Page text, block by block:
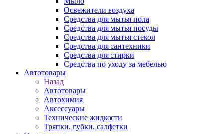
Освежители воздуха
Средства для мытья пола
Средства для мытья посуды
Средства для мытья стекол
Средства для сантехники
Средства для стирки
Средства по уходу за мебелью
Автотовары
Назад
Автотовары
Автохимия
Аксессуары
Технические жидкости
Тряпки, губки, салфетки